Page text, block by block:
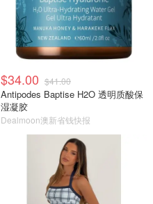
$34.00 $41.00
Antipodes Baptise H2O 透明质酸保
湿凝胶
Dealmoon澳新省钱快报